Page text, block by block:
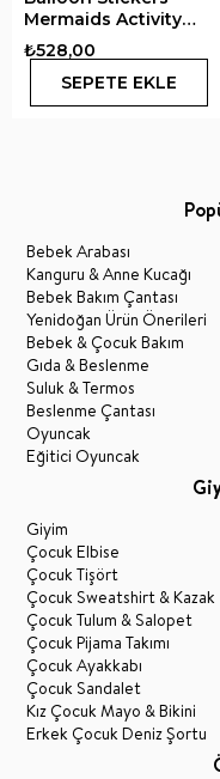
Mermaids Activity
Book
₺528,00
SEPETE EKLE
Bebek Arabası
Kanguru & Anne Kucağı
Bebek Bakım Çantası
Yenidoğan Ürün Önerileri
Bebek & Çocuk Bakım
Gıda & Beslenme
Suluk & Termos
Beslenme Çantası
Oyuncak
Eğitici Oyuncak
Giyim
Çocuk Elbise
Çocuk Tişört
Çocuk Sweatshirt & Kazak
Çocuk Tulum & Salopet
Çocuk Pijama Takımı
Çocuk Ayakkabı
Çocuk Sandalet
Kız Çocuk Mayo & Bikini
Erkek Çocuk Deniz Şortu